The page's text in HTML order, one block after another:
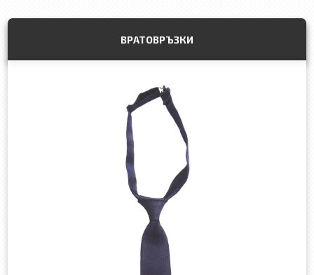
ВРАТОВРЪЗКИ